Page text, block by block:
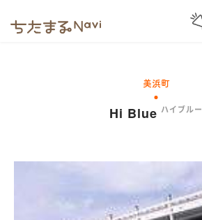
美浜町
Hi Blue ハイブルー